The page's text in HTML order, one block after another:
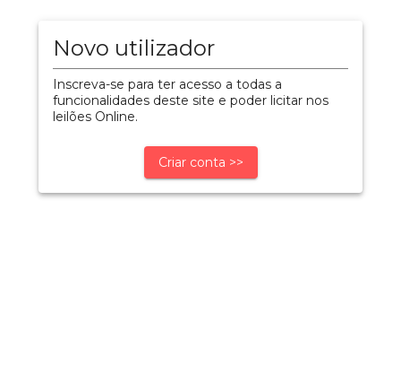
Novo utilizador
Inscreva-se para ter acesso a todas a
funcionalidades deste site e poder licitar nos
leilões Online.
Criar conta >>